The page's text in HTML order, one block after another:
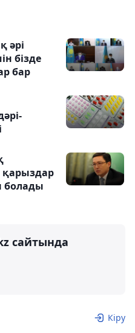
әрі
бізде
бар
болады
сайтында
Кіру